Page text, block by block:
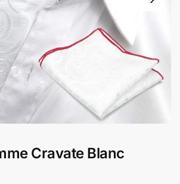
Cravate Blanc